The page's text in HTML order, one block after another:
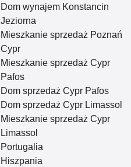
Dom wynajem Konstancin
Jeziorna
Mieszkanie sprzedaż Poznań
Cypr
Mieszkanie sprzedaż Cypr
Pafos
Dom sprzedaż Cypr Pafos
Dom sprzedaż Cypr Limassol
Mieszkanie sprzedaż Cypr
Limassol
Portugalia
Hiszpania